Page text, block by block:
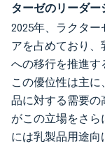
ターゼのリーダー
2025年、ラクター
アを占めており
への移行を推進す
この優位性は主
品に対する需要の
がこの立場をさ
には乳製品用途